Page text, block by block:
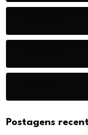
Postagens